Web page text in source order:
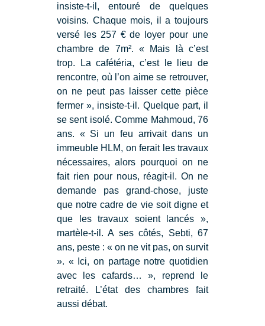
insiste-t-il, entouré de quelques
voisins. Chaque mois, il a toujours
versé les 257 € de loyer pour une
chambre de 7m². « Mais là c’est
trop. La cafétéria, c’est le lieu de
rencontre, où l’on aime se retrouver,
on ne peut pas laisser cette pièce
fermer », insiste-t-il. Quelque part, il
se sent isolé. Comme Mahmoud, 76
ans. « Si un feu arrivait dans un
immeuble HLM, on ferait les travaux
nécessaires, alors pourquoi on ne
fait rien pour nous, réagit-il. On ne
demande pas grand-chose, juste
que notre cadre de vie soit digne et
que les travaux soient lancés »,
martèle-t-il. A ses côtés, Sebti, 67
ans, peste : « on ne vit pas, on survit
». « Ici, on partage notre quotidien
avec les cafards… », reprend le
retraité. L’état des chambres fait
aussi débat.